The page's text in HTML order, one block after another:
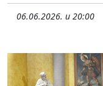
06.06.2026. u 20:00